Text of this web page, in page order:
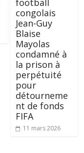
football
congolais
Jean-Guy
Blaise
Mayolas
condamné à
la prison à
perpétuité
pour
détourneme
nt de fonds
FIFA
11 mars 2026